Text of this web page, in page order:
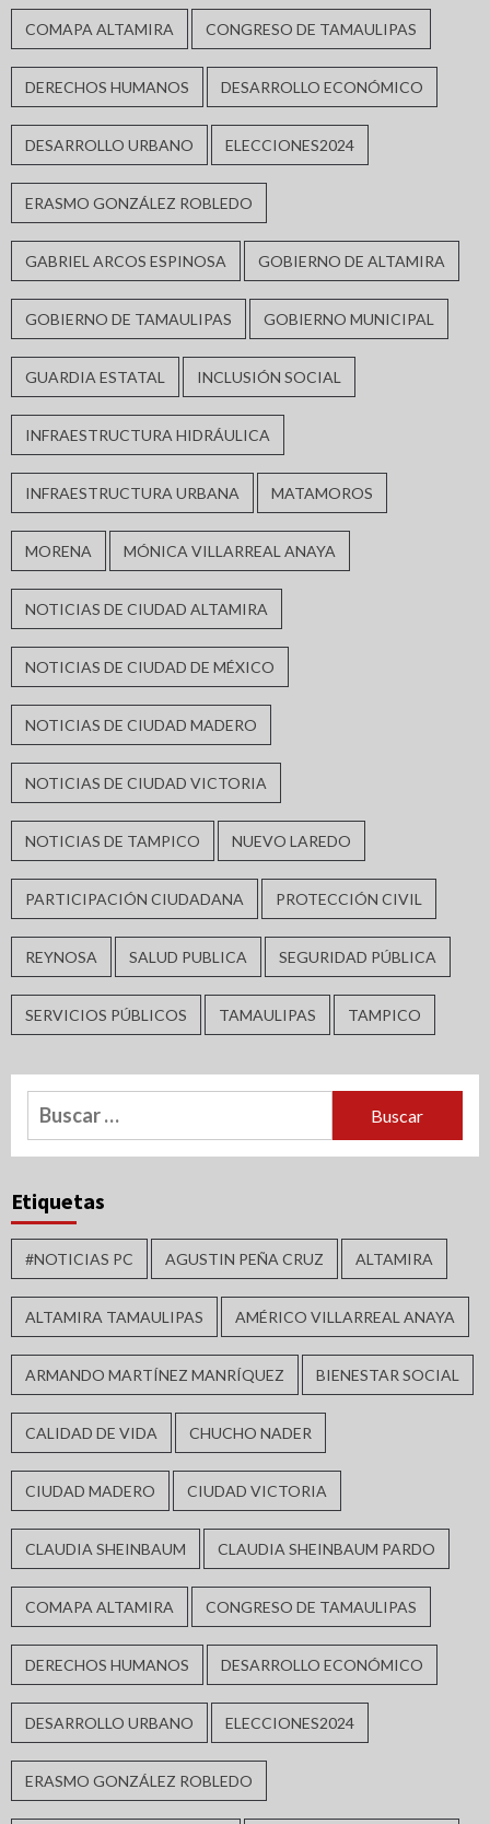
COMAPA ALTAMIRA CONGRESO DE TAMAULIPAS
DERECHOS HUMANOS DESARROLLO ECONÓMICO
DESARROLLO URBANO ELECCIONES2024
ERASMO GONZÁLEZ ROBLEDO
GABRIEL ARCOS ESPINOSA GOBIERNO DE ALTAMIRA
GOBIERNO DE TAMAULIPAS GOBIERNO MUNICIPAL
GUARDIA ESTATAL INCLUSIÓN SOCIAL
INFRAESTRUCTURA HIDRÁULICA
INFRAESTRUCTURA URBANA MATAMOROS
MORENA MÓNICA VILLARREAL ANAYA
NOTICIAS DE CIUDAD ALTAMIRA
NOTICIAS DE CIUDAD DE MÉXICO
NOTICIAS DE CIUDAD MADERO
NOTICIAS DE CIUDAD VICTORIA
NOTICIAS DE TAMPICO NUEVO LAREDO
PARTICIPACIÓN CIUDADANA PROTECCIÓN CIVIL
REYNOSA SALUD PUBLICA SEGURIDAD PÚBLICA
SERVICIOS PÚBLICOS TAMAULIPAS TAMPICO
Buscar:
Etiquetas
#NOTICIAS PC AGUSTIN PEÑA CRUZ ALTAMIRA
ALTAMIRA TAMAULIPAS AMÉRICO VILLARREAL ANAYA
ARMANDO MARTÍNEZ MANRÍQUEZ BIENESTAR SOCIAL
CALIDAD DE VIDA CHUCHO NADER
CIUDAD MADERO CIUDAD VICTORIA
CLAUDIA SHEINBAUM CLAUDIA SHEINBAUM PARDO
COMAPA ALTAMIRA CONGRESO DE TAMAULIPAS
DERECHOS HUMANOS DESARROLLO ECONÓMICO
DESARROLLO URBANO ELECCIONES2024
ERASMO GONZÁLEZ ROBLEDO